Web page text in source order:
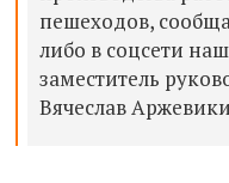
пешеходов,
либо в соцсети
заместитель
Вячеслав